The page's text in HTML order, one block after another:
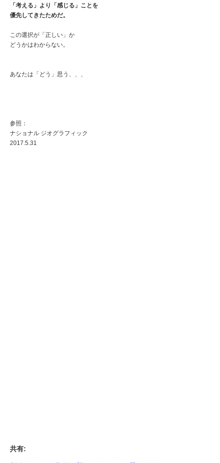
「考える」より「感じる」ことを
優先してきたためだ。
この選択が「正しい」か
どうかはわからない。
あなたは「どう」思う、、、
参照：
ナショナル ジオグラフィック
2017.5.31
共有: